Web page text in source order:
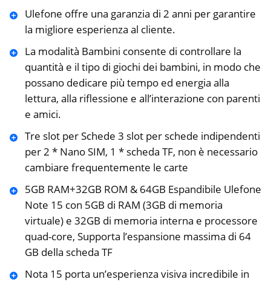
Ulefone offre una garanzia di 2 anni per garantire
la migliore esperienza al cliente.
La modalità Bambini consente di controllare la
quantità e il tipo di giochi dei bambini, in modo che
possano dedicare più tempo ed energia alla
lettura, alla riflessione e all’interazione con parenti
e amici.
Tre slot per Schede 3 slot per schede indipendenti
per 2 * Nano SIM, 1 * scheda TF, non è necessario
cambiare frequentemente le carte
5GB RAM+32GB ROM & 64GB Espandibile Ulefone
Note 15 con 5GB di RAM (3GB di memoria
virtuale) e 32GB di memoria interna e processore
quad-core, Supporta l’espansione massima di 64
GB della scheda TF
Nota 15 porta un’esperienza visiva incredibile in